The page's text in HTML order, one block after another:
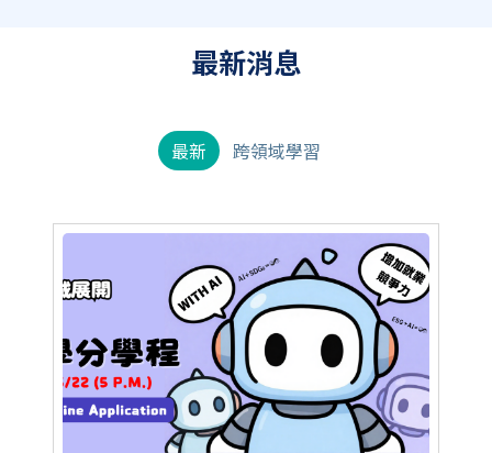
最新消息
最新 跨領域學習